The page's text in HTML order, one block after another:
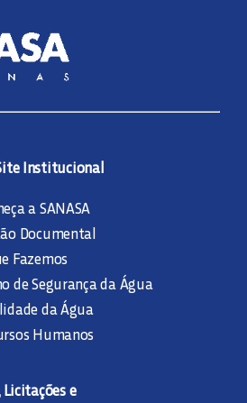
Institucional
a SANASA
Documental
Fazemos
de Segurança da Água
da Água
Humanos
Licitações e